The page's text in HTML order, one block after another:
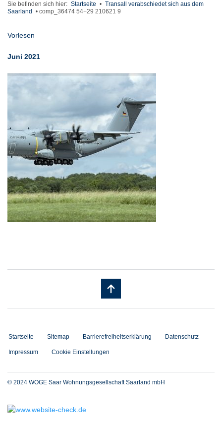
Sie befinden sich hier: Startseite • Transall verabschiedet sich aus dem
Saarland
• comp_36474 54+29 210621 9
Vorlesen
Juni 2021
Startseite Sitemap Barrierefreiheitserklärung Datenschutz
Impressum Cookie Einstellungen
© 2024 WOGE Saar Wohnungsgesellschaft Saarland mbH